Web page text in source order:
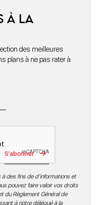
à la
des meilleures
plans à ne pas rater à
S'abonner
des fins de d’informations et
pouvez faire valoir vos droits
du Règlement Général de
à notre délégué à la